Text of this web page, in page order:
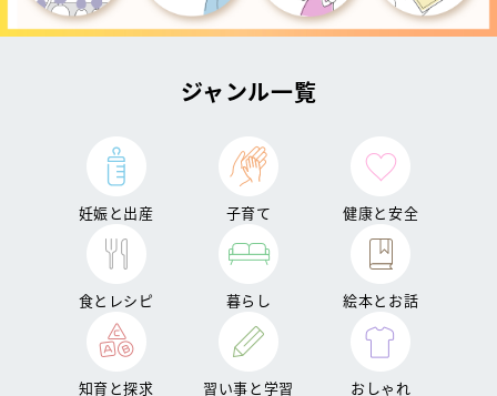
ジャンル一覧
妊娠と出産 子育て 健康と安全
食とレシピ 暮らし 絵本とお話
知育と探求 習い事と学習 おしゃれ